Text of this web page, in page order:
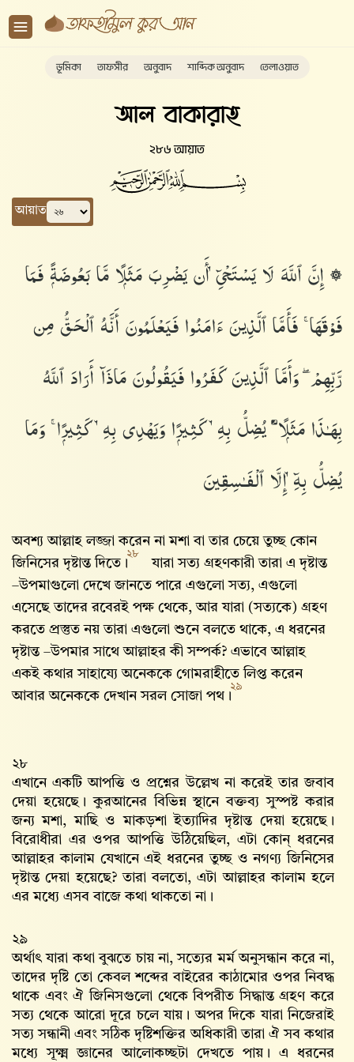
ভূমিকা তাফসীর অনুবাদ শাব্দিক অনুবাদ তেলাওয়াত
আল বাকারাহ
২৮৬ আয়াত
আয়াত
۞ إِنَّ ٱللَّهَ لَا يَسْتَحْىِۦٓ أَن يَضْرِبَ مَثَلًۭا مَّا بَعُوضَةًۭ فَمَا
فَوْقَهَا ۚ فَأَمَّا ٱلَّذِينَ ءَامَنُوا۟ فَيَعْلَمُونَ أَنَّهُ ٱلْحَقُّ مِن
رَّبِّهِمْ ۖ وَأَمَّا ٱلَّذِينَ كَفَرُوا۟ فَيَقُولُونَ مَاذَآ أَرَادَ ٱللَّهُ
بِهَـٰذَا مَثَلًۭا ۘ يُضِلُّ بِهِۦ كَثِيرًۭا وَيَهْدِى بِهِۦ كَثِيرًۭا ۚ وَمَا
يُضِلُّ بِهِۦٓ إِلَّا ٱلْفَـٰسِقِينَ
অবশ্য আল্লাহ‌ লজ্জা করেন না মশা বা তার চেয়ে তুচ্ছ কোন
জিনিসের দৃষ্টান্ত দিতে।
২৮
যারা সত্য গ্রহণকারী তারা এ দৃষ্টান্ত
–উপমাগুলো দেখে জানতে পারে এগুলো সত্য, এগুলো
এসেছে তাদের রবেরই পক্ষ থেকে, আর যারা (সত্যকে) গ্রহণ
করতে প্রস্তুত নয় তারা এগুলো শুনে বলতে থাকে, এ ধরনের
দৃষ্টান্ত –উপমার সাথে আল্লাহর কী সম্পর্ক? এভাবে আল্লাহ‌
একই কথার সাহায্যে অনেককে গোমরাহীতে লিপ্ত করেন
আবার অনেককে দেখান সরল সোজা পথ।
২৯
২৮
এখানে একটি আপত্তি ও প্রশ্নের উল্লেখ না করেই তার জবাব
দেয়া হয়েছে। কুরআনের বিভিন্ন স্থানে বক্তব্য সুস্পষ্ট করার
জন্য মশা, মাছি ও মাকড়শা ইত্যাদির দৃষ্টান্ত দেয়া হয়েছে।
বিরোধীরা এর ওপর আপত্তি উঠিয়েছিল, এটা কোন্‌ ধরনের
আল্লাহর কালাম যেখানে এই ধরনের তুচ্ছ ও নগণ্য জিনিসের
দৃষ্টান্ত দেয়া হয়েছে? তারা বলতো, এটা আল্লাহর কালাম হলে
এর মধ্যে এসব বাজে কথা থাকতো না।
২৯
অর্থাৎ যারা কথা বুঝতে চায় না, সত্যের মর্ম অনুসন্ধান করে না,
তাদের দৃষ্টি তো কেবল শব্দের বাইরের কাঠামোর ওপর নিবদ্ধ
থাকে এবং ঐ জিনিসগুলো থেকে বিপরীত সিদ্ধান্ত গ্রহণ করে
সত্য থেকে আরো দূরে চলে যায়। অপর দিকে যারা নিজেরাই
সত্য সন্ধানী এবং সঠিক দৃষ্টিশক্তির অধিকারী তারা ঐ সব কথার
মধ্যে সূক্ষ্ম জ্ঞানের আলোকচ্ছটা দেখতে পায়। এ ধরনের